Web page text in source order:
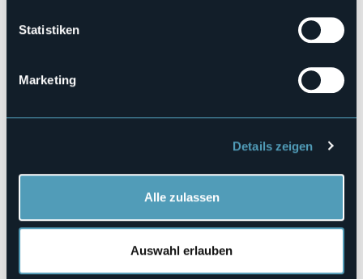
Statistiken
Marketing
Details zeigen
Alle zulassen
Auswahl erlauben
Öffnen Sie die Karte